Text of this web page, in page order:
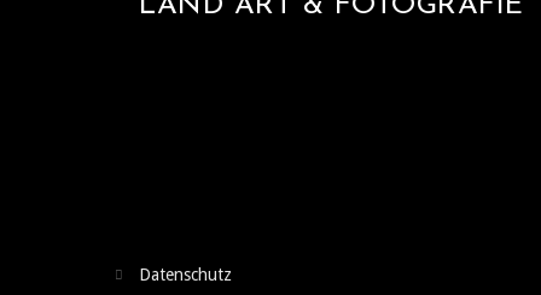
LAND ART & FOTOGRAFIE
Aus Fundstücken entstehen neue Formen und
datenschutz